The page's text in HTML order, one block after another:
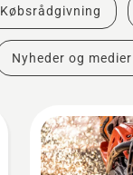
Købsrådgivning
Nyheder og medier